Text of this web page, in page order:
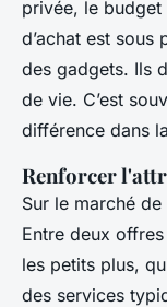
privée, le
d’achat est sous
des gadgets. Ils
de vie. C’est
différence dans
Renforcer
Sur le marché
Entre deux offres
les petits plus,
des services